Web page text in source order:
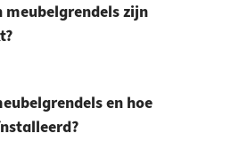
meubelgrendels zijn
en hoe